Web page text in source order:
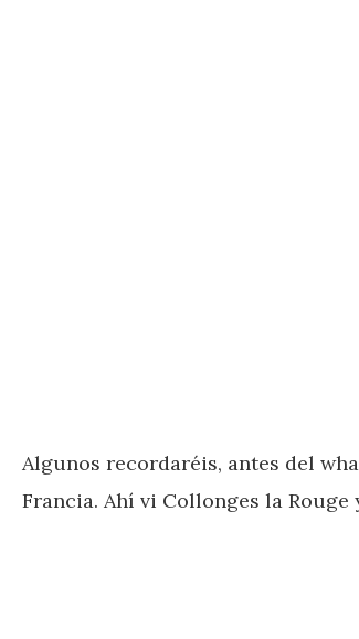
Algunos recordaréis, antes del
Francia. Ahí vi Collonges la